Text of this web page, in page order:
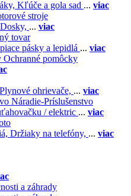
Kľúče a gola sad ... viac
stroje
... viac
tovar
pásky a lepidlá ... viac
Ochranné pomôcky
Plynové ohrievače, ... viac
Náradie-Príslušenstvo
/ elektric ... viac
Držiaky na telefóny, ... viac
a záhrady